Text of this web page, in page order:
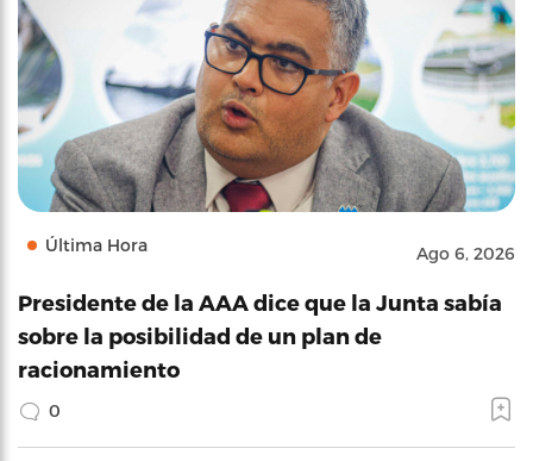
Última Hora Ago 6, 2026
Presidente de la AAA dice que la Junta sabía
sobre la posibilidad de un plan de
racionamiento
0